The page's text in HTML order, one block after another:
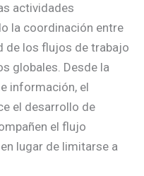
actividades
la coordinación entre
de los flujos de trabajo
globales. Desde la
información, el
el desarrollo de
el flujo
lugar de limitarse a